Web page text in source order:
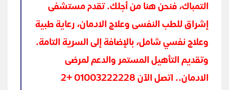
التمباك، فنحن هنا من أجلك. تقدممستشفى
إشراق للطب النفسى وعلاج الادمان، رعاية طبية
وعلاج نفسي شامل، بالإضافة إلى السرية التامة.
وتقديم التأهيل المستمر والدعم لمرضى
الادمان.. اتصل الآن 01003222228 +2